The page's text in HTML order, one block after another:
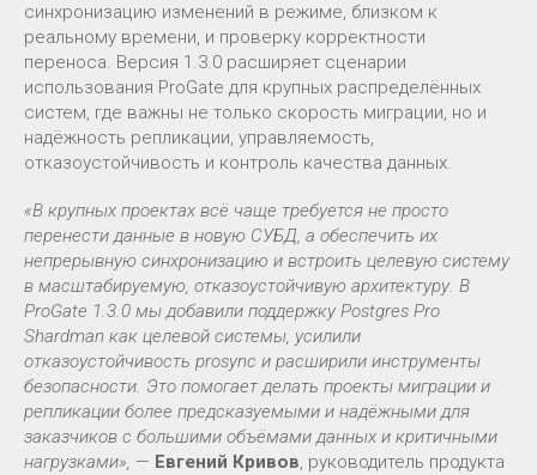
синхронизацию изменений в режиме, близком к
реальному времени, и проверку корректности
переноса. Версия 1.3.0 расширяет сценарии
использования ProGate для крупных распределённых
систем, где важны не только скорость миграции, но и
надёжность репликации, управляемость,
отказоустойчивость и контроль качества данных.
«В крупных проектах всё чаще требуется не просто
перенести данные в новую СУБД, а обеспечить их
непрерывную синхронизацию и встроить целевую систему
в масштабируемую, отказоустойчивую архитектуру. В
ProGate 1.3.0 мы добавили поддержку Postgres Pro
Shardman как целевой системы, усилили
отказоустойчивость prosync и расширили инструменты
безопасности. Это помогает делать проекты миграции и
репликации более предсказуемыми и надёжными для
заказчиков с большими объёмами данных и критичными
нагрузками», — Евгений Кривов, руководитель продукта